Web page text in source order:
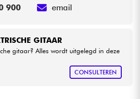
GITAAR
gitaar? Alles wordt uitgelegd in deze
CONSULTEREN
900 email